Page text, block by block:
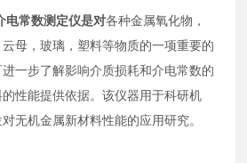
电常数测定仪是对各种金属氧化物，
母，玻璃，塑料等物质的一项重要的
一步了解影响介质损耗和介电常数的
性能提供依据。该仪器用于科研机
无机金属新材料性能的应用研究。